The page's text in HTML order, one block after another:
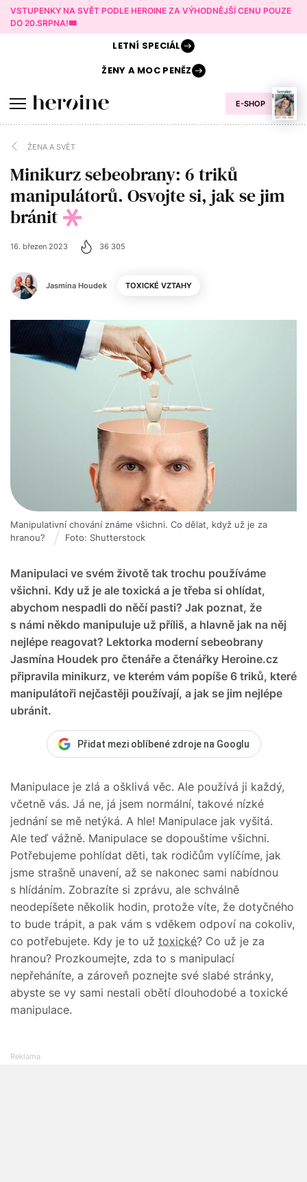
VSTUPENKY NA SVĚT PODLE HEROINE ZA VÝHODNĚJŠÍ CENU POUZE
DO 20.SRPNA!🎟️
E-SHOP
LETNÍ SPECIÁL
ŽENY AMOC PENĚZ
ŽENA A SVĚT
Minikurz sebeobrany: 6 triků
manipulátorů. Osvojte si, jak se jim
bránit
Jasmína Houdek
16. březen 2023 36 305
TOXICKÉ VZTAHY
Manipulaci ve svém životě tak trochu používáme
všichni. Kdy už je ale toxická a je třeba si ohlídat,
abychom nespadli do něčí pasti? Jak poznat, že
s námi někdo manipuluje už příliš, a hlavně jak na něj
nejlépe reagovat? Lektorka moderní sebeobrany
Jasmína Houdek pro čtenáře a čtenářky Heroine.cz
připravila minikurz, ve kterém vám popíše 6 triků, které
manipulátoři nejčastěji používají, a jak se jim nejlépe
ubránit.
Manipulativní chování známe všichni. Co dělat, když už je za
hranou?
Foto: Shutterstock
Přidat mezi oblíbené zdroje na Googlu
Manipulace je zlá a ošklivá věc. Ale používá ji každý,
včetně vás. Já ne, já jsem normální, takové nízké
jednání se mě netýká. A hle! Manipulace jak vyšitá.
Ale teď vážně. Manipulace se dopouštíme všichni.
Potřebujeme pohlídat děti, tak rodičům vylíčíme, jak
jsme strašně unavení, až se nakonec sami nabídnou
s hlídáním. Zobrazíte si zprávu, ale schválně
neodepíšete několik hodin, protože víte, že dotyčného
to bude trápit, a pak vám s vděkem odpoví na cokoliv,
co potřebujete. Kdy je to už toxické? Co už je za
hranou? Prozkoumejte, zda to s manipulací
nepřeháníte, a zároveň poznejte své slabé stránky,
abyste se vy sami nestali obětí dlouhodobé a toxické
manipulace.